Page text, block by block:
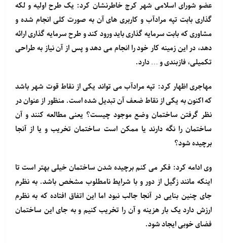
عضو شورای اسلامی شهر کرج خاطرنشان کرد: یک طرح اولیه و لکه
گذاری بابت تپه مرادآب و کاربری های آن به صورت کلی انجام شده و
مشاوری که بابت سرمایه گذاری باید ورود کند و طرح سرمایه گذاری ارائه
دهد، در این زمینه کار خود را انجام می دهد و پس از آن نیاز به طراحی
تکمیلی، فازبندی و … دارد.
مهاجری اظهار کرد: تپه مرادآب می تواند یکی از نقاط قوت شهر باشد
که اکنون به یکی از نقاط ضعف آن تبدیل شده است. منظور از عنوان در
نظر گرفتن ساختمان وضع موجود چیست؟ یعنی مطالعه کنند و آن
ساختمان را نگه دارند یا ممکن است ساختمان تخریب و یا از آنجا
برچیده شود؟
وی ادامه کرد: فکر می کنم برچیده شدن ساختمان خیلی بهتر است تا
اینکه مانند زگیل از دور و با شرایط نامطلوب مشخص باشد. به نظرم
جای چنین بنایی در آنجا جالب نبود اما این اتفاق افتاده که به نظرم
ارزش دارد یک بار هزینه و آن را تخریب کنیم و به جای این ساختمان
فضای خوبی ایجاد شود.